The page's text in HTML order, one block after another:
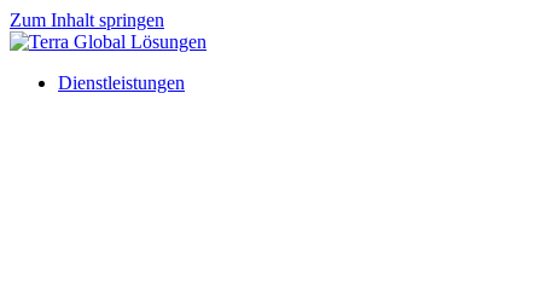
Zum Inhalt springen
Dienstleistungen